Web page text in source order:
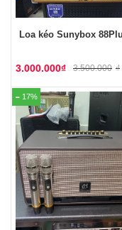
Loa kéo Sunybox
3.500.000 ₫
3.000.000₫
17%